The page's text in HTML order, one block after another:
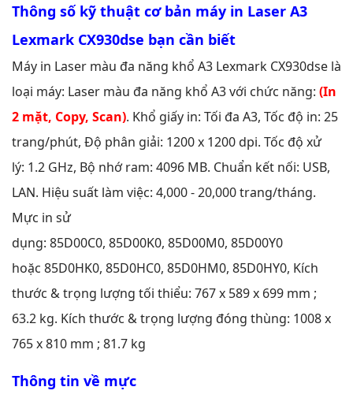
Thông số kỹ thuật cơ bản máy in Laser A3
Lexmark CX930dse bạn cần biết
Máy in Laser màu đa năng khổ A3 Lexmark CX930dse là
loại máy: Laser màu đa năng khổ A3 với chức năng: (In
2 mặt, Copy, Scan). Khổ giấy in: Tối đa A3, Tốc độ in: 25
trang/phút, Độ phân giải: 1200 x 1200 dpi. Tốc độ xử
lý: 1.2 GHz, Bộ nhớ ram: 4096 MB. Chuẩn kết nối: USB,
LAN. Hiệu suất làm việc: 4,000 - 20,000 trang/tháng.
Mực in sử
dụng: 85D00C0, 85D00K0, 85D00M0, 85D00Y0
hoặc 85D0HK0, 85D0HC0, 85D0HM0, 85D0HY0, Kích
thước & trọng lượng tối thiểu: 767 x 589 x 699 mm ;
63.2 kg. Kích thước & trọng lượng đóng thùng: 1008 x
765 x 810 mm ; 81.7 kg
Thông tin về mực